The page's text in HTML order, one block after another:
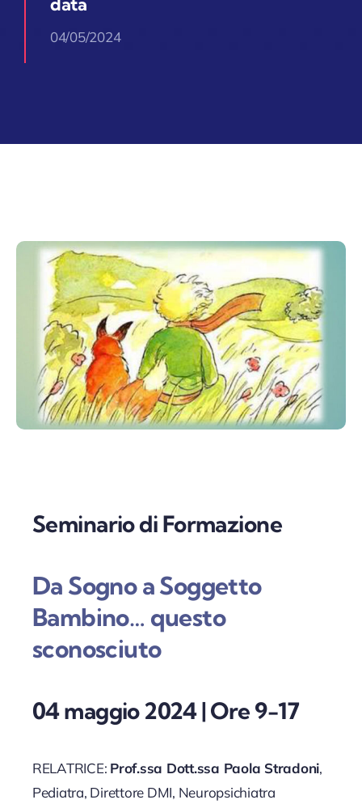
04/05/2024
Seminario di Formazione
Da Sogno a Soggetto
Bambino… questo
sconosciuto
04 maggio 2024 | Ore 9-17
RELATRICE: Prof.ssa Dott.ssa Paola Stradoni,
Pediatra, Direttore DMI, Neuropsichiatra